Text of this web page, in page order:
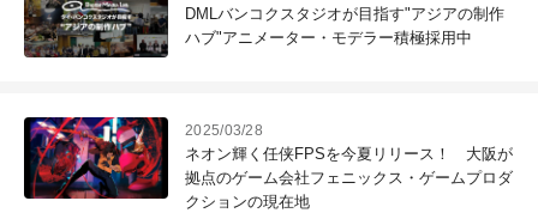
DMLバンコクスタジオが目指す"アジアの制作
ハブ"アニメーター・モデラー積極採用中
2025/03/28
ネオン輝く任侠FPSを今夏リリース！ 大阪が
拠点のゲーム会社フェニックス・ゲームプロダ
クションの現在地